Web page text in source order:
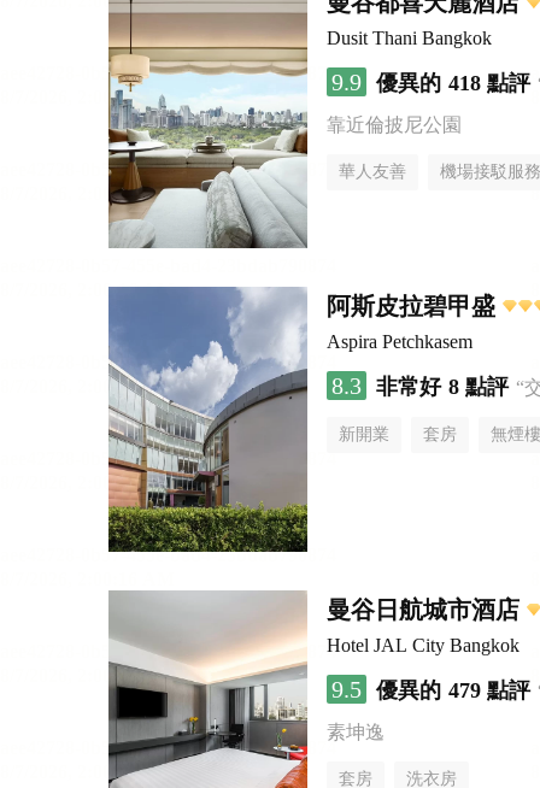
Dusit Thani Bangkok
9.9 優異的 418 點評
靠近倫披尼公園
華人友善 機場接駁服務
阿斯皮拉碧甲盛
Aspira Petchkasem
8.3 非常好 8 點評 “
新開業 套房 無煙
曼谷日航城市酒店
Hotel JAL City Bangkok
9.5 優異的 479 點評
素坤逸
套房 洗衣房